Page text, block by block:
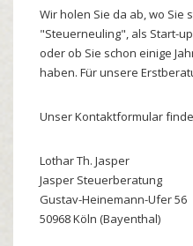
Wir holen Sie da ab, wo Sie
"Steuerneuling", als Start-
oder ob Sie schon einige
haben. Für unsere
Unser Kontaktformular
LotharTh. Jasper
Jasper Steuerberatung
Gustav-Heinemann-Ufer 56
50968Köln (Bayenthal)